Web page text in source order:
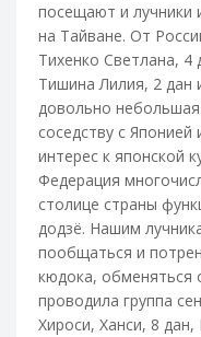
посещают и лучники
на Тайване. От
Тихенко Светлана, 4
Тишина Лилия, 2 дан
довольно
соседству с
интерес к японской
Федерация
столице страны
додзё. Нашим
пообщаться и
кюдока, обменяться
проводила группа
Хироси, Ханси, 8